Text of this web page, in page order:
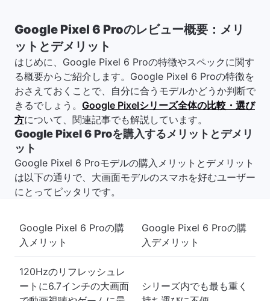
Google Pixel 6 Proのレビュー概要：メリ
ットとデメリット
はじめに、Google Pixel 6 Proの特徴やスペックに関す
る概要からご紹介します。Google Pixel 6 Proの特徴を
おさえておくことで、自分に合うモデルかどうか判断で
きるでしょう。 Google Pixelシリーズ全体の比較・選び
方について、関連記事でも解説しています。
Google Pixel 6 Proを購入するメリットとデメリ
ット
Google Pixel 6 Proモデルの購入メリットとデメリット
は以下の通りで、大画面モデルのスマホを好むユーザー
にとってピッタリです。
Google Pixel 6 Proの購
入メリット
Google Pixel 6 Proの購
入デメリット
120Hzのリフレッシュレ
ートに6.7インチの大画面
シリーズ内でも最も重く